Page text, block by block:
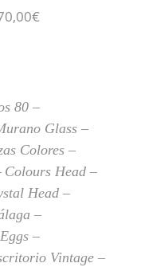
€
80
Glass
Colores
Colours Head
Head
Vintage